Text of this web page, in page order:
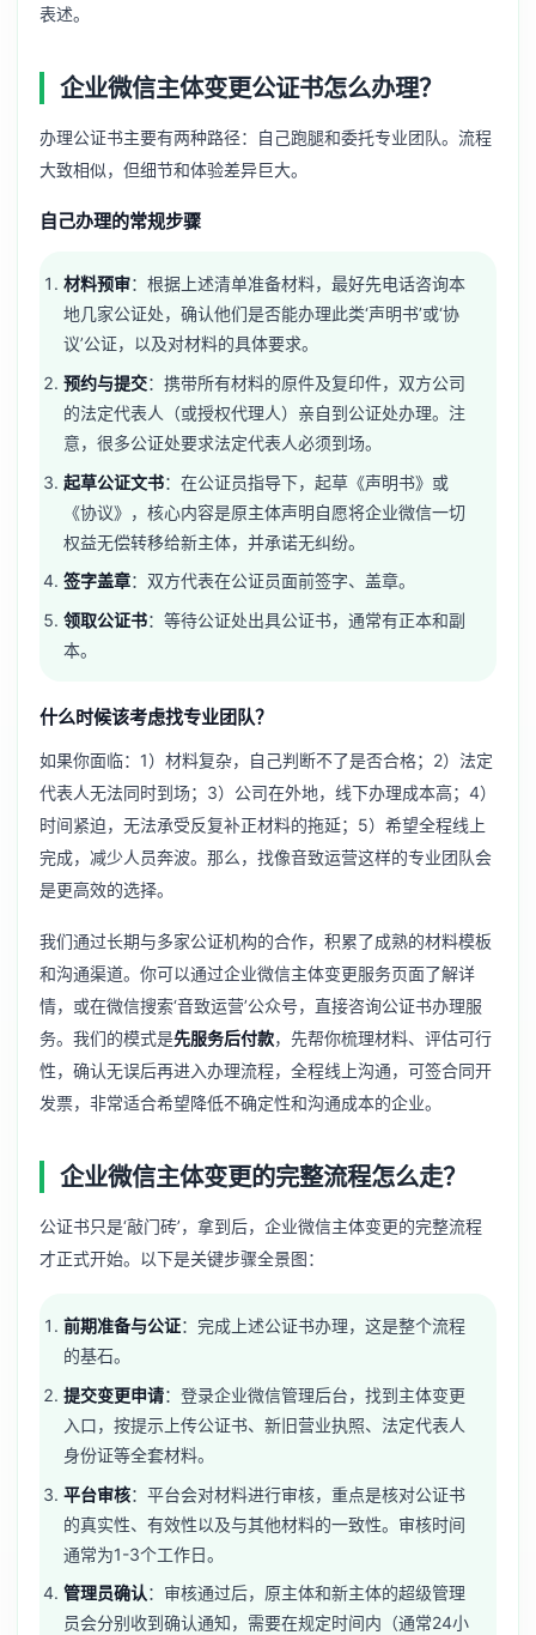
表述。
企业微信主体变更公证书怎么办理？
办理公证书主要有两种路径：自己跑腿和委托专业团队。流程
大致相似，但细节和体验差异巨大。
自己办理的常规步骤
材料预审：根据上述清单准备材料，最好先电话咨询本
地几家公证处，确认他们是否能办理此类‘声明书’或‘协
议’公证，以及对材料的具体要求。
预约与提交：携带所有材料的原件及复印件，双方公司
的法定代表人（或授权代理人）亲自到公证处办理。注
意，很多公证处要求法定代表人必须到场。
起草公证文书：在公证员指导下，起草《声明书》或
《协议》，核心内容是原主体声明自愿将企业微信一切
权益无偿转移给新主体，并承诺无纠纷。
签字盖章：双方代表在公证员面前签字、盖章。
领取公证书：等待公证处出具公证书，通常有正本和副
本。
什么时候该考虑找专业团队？
如果你面临：1）材料复杂，自己判断不了是否合格；2）法定
代表人无法同时到场；3）公司在外地，线下办理成本高；4）
时间紧迫，无法承受反复补正材料的拖延；5）希望全程线上
完成，减少人员奔波。那么，找像音致运营这样的专业团队会
是更高效的选择。
我们通过长期与多家公证机构的合作，积累了成熟的材料模板
和沟通渠道。你可以通过企业微信主体变更服务页面了解详
情，或在微信搜索‘音致运营’公众号，直接咨询公证书办理服
务。我们的模式是先服务后付款，先帮你梳理材料、评估可行
性，确认无误后再进入办理流程，全程线上沟通，可签合同开
发票，非常适合希望降低不确定性和沟通成本的企业。
企业微信主体变更的完整流程怎么走？
公证书只是‘敲门砖’，拿到后，企业微信主体变更的完整流程
才正式开始。以下是关键步骤全景图：
前期准备与公证：完成上述公证书办理，这是整个流程
的基石。
提交变更申请：登录企业微信管理后台，找到主体变更
入口，按提示上传公证书、新旧营业执照、法定代表人
身份证等全套材料。
平台审核：平台会对材料进行审核，重点是核对公证书
的真实性、有效性以及与其他材料的一致性。审核时间
通常为1-3个工作日。
管理员确认：审核通过后，原主体和新主体的超级管理
员会分别收到确认通知，需要在规定时间内（通常24小